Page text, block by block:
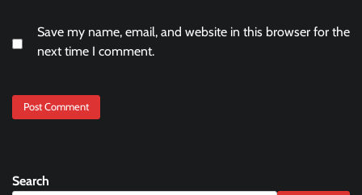
Save my name, email, and website in this browser for the
next time I comment.
Search